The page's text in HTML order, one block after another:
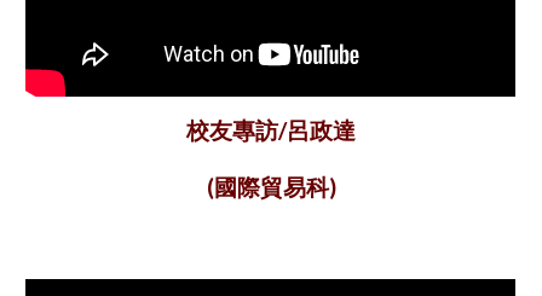
校友專訪/呂政達
(國際貿易科)